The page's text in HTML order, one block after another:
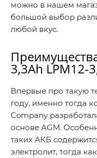
можно в нашем
большой выбор
любой вкус.
3,3Ah LPM12-
Впервые про такую
году, именно тогда
Company
основе AGM.
таких АКБ
электролит, тогда